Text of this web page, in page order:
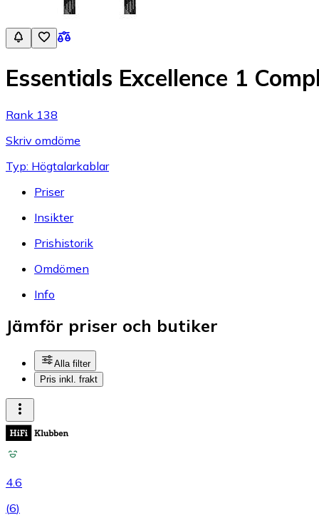
Essentials Excellence 1
Rank 138
Skriv omdöme
Typ: Högtalarkablar
Priser
Insikter
Prishistorik
Omdömen
Info
Jämför priser och butiker
Alla filter
Pris inkl. frakt
4.6
(6)